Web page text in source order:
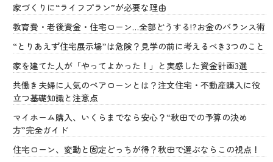
家づくりに“ライフプラン”が必要な理由
教育費・老後資金・住宅ローン…全部どうする!?お金のバランス術
“とりあえず住宅展示場”は危険？見学の前に考えるべき3つのこと
家を建てた人が「やってよかった！」と実感した資金計画3選
共働き夫婦に人気のペアローンとは？注文住宅・不動産購入に役
立つ基礎知識と注意点
マイホーム購入、いくらまでなら安心？“秋田での予算の決め
方”完全ガイド
住宅ローン、変動と固定どっちが得？秋田で選ぶならこの視点！